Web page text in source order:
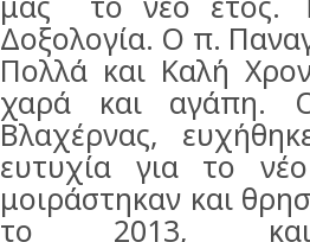
Δοξολογία. Ο π.
Πολλά και Καλή
χαρά και αγάπη.
Βλαχέρνας,
ευτυχία για το
μοιράστηκαν και
το 2013,